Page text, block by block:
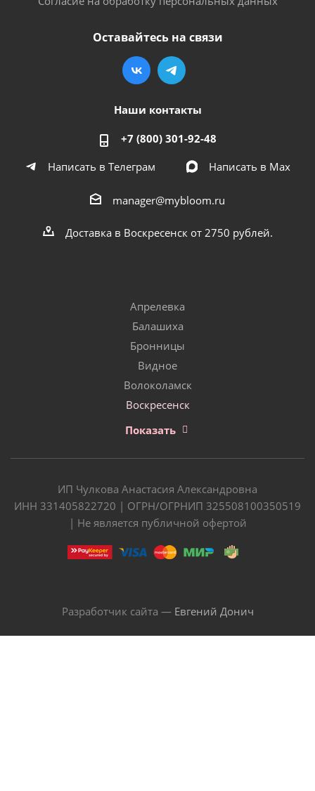
Оставайтесь на связи
Наши контакты
+7 (800) 301-92-48
Написать в Телеграм
Написать в Мах
manager@mybloom.ru
Доставка в Воскресенск от 2750 рублей.
Апрелевка
Балашиха
Бронницы
Видное
Волоколамск
Воскресенск
Показать
ИП Чулкова Анастасия Александровна
ИНН 331405822720 | ОГРН/ОГРНИП 325508100350519
| Не является публичной офертой
Разработчик сайта — Евгений Донич